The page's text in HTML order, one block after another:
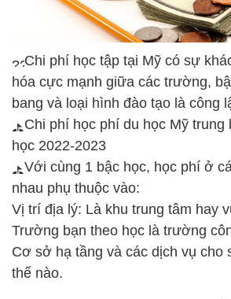
Chi phí học tập tại Mỹ có sự
hóa cực mạnh giữa các trường,
bang và loại hình đào tạo là công
Chi phí học phí du học Mỹ trung
học 2022-2023
Với cùng 1 bậc học, học phí ở
nhau phụ thuộc vào:
Vị trí địa lý: Là khu trung tâm hay
Trường bạn theo học là trường
Cơ sở hạ tầng và các dịch vụ cho
thế nào.